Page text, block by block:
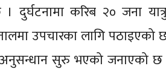
करिब २० जना
उपचारका लागि पठाइएको
अनुसन्धान सुरु भएको जनाएको